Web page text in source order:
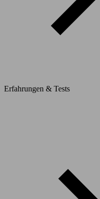
Erfahrungen & Tests